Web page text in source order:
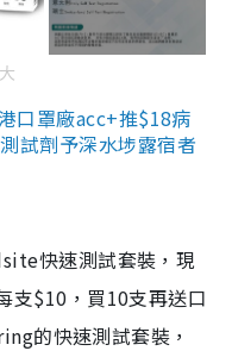
口罩廠acc+推$18病
試劑予深水埗露宿者
快速測試套裝，現
支$10，買10支再送口
的快速測試套裝，